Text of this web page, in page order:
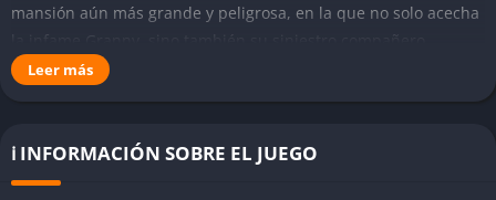
mansión aún más grande y peligrosa, en la que no solo acecha
la infame Granny, sino también su siniestro compañero
Grandpa y, por primera vez, una criatura aún más inquietante:
obliga a improvisar constantemente y hace que cada intento de
escapar sea un ejercicio de nervios y estrategia.
Leer más
ℹ️ INFORMACIÓN SOBRE EL JUEGO